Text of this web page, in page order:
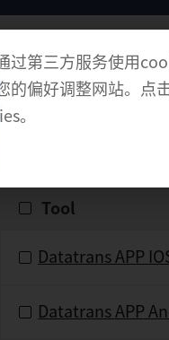
Tool
Datatrans APP
Datatrans APP
过第三方服务使用
的偏好调整网站。
。